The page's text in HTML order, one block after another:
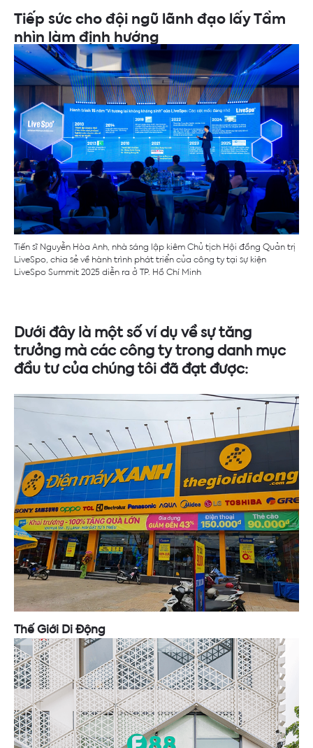
Tiếp sức cho đội ngũ lãnh đạo lấy Tầm
nhìn làm định hướng
Tiến sĩ Nguyễn Hòa Anh, nhà sáng lập kiêm Chủ tịch Hội đồng Quản trị
LiveSpo, chia sẻ về hành trình phát triển của công ty tại sự kiện
LiveSpo Summit 2025 diễn ra ở TP. Hồ Chí Minh
Dưới đây là một số ví dụ về sự tăng
trưởng mà các công ty trong danh mục
đầu tư của chúng tôi đã đạt được:
Thế Giới Di Động